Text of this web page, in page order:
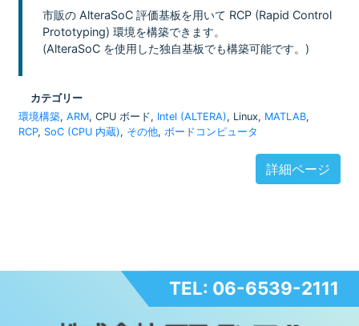
市販の AlteraSoC 評価基板を用いて RCP (Rapid Control
Prototyping) 環境を構築できます。
(AlteraSoC を使用した独自基板でも構築可能です。)
カテゴリー
環境構築, ARM, CPU ボード, Intel (ALTERA), Linux, MATLAB,
RCP, SoC (CPU 内蔵), その他, ボードコンピュータ
詳細ページ
TEL: 06-6539-2111